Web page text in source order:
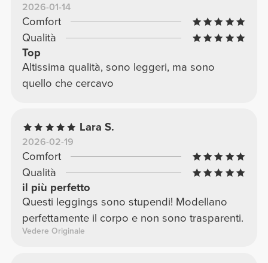
2026-01-14
Comfort
Qualità
Top
Altissima qualità, sono leggeri, ma sono
quello che cercavo
Lara S.
2026-02-19
Comfort
Qualità
il più perfetto
Questi leggings sono stupendi! Modellano
perfettamente il corpo e non sono trasparenti.
Vedere Originale